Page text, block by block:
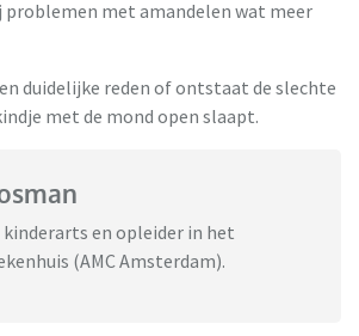
problemen met amandelen wat meer
duidelijke reden of ontstaat de slechte
met de mond open slaapt.
kinderarts en opleider in het
(AMC Amsterdam).